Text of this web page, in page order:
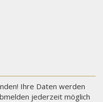
Ihre Daten werden
jederzeit möglich